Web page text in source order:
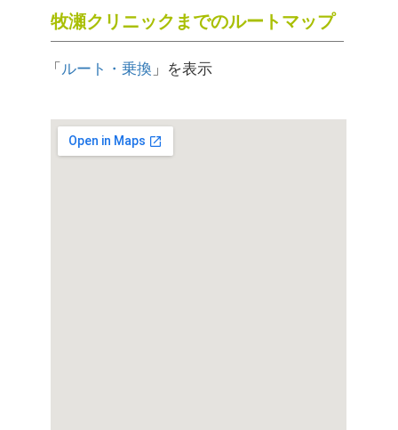
牧瀬クリニックまでのルートマップ
「 ルート・乗換 」を表示